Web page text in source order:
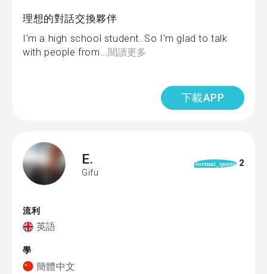
理想的對話交換夥伴
I'm a high school student. So I'm glad to talk
with people from... 閱讀更多
下載APP
E.
Gifu
format_quote 2
流利
英語
學
簡體中文